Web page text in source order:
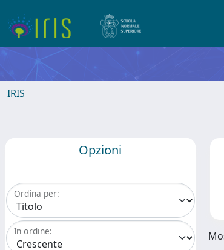
IRIS
Opzioni
Ordina per:
In ordine: